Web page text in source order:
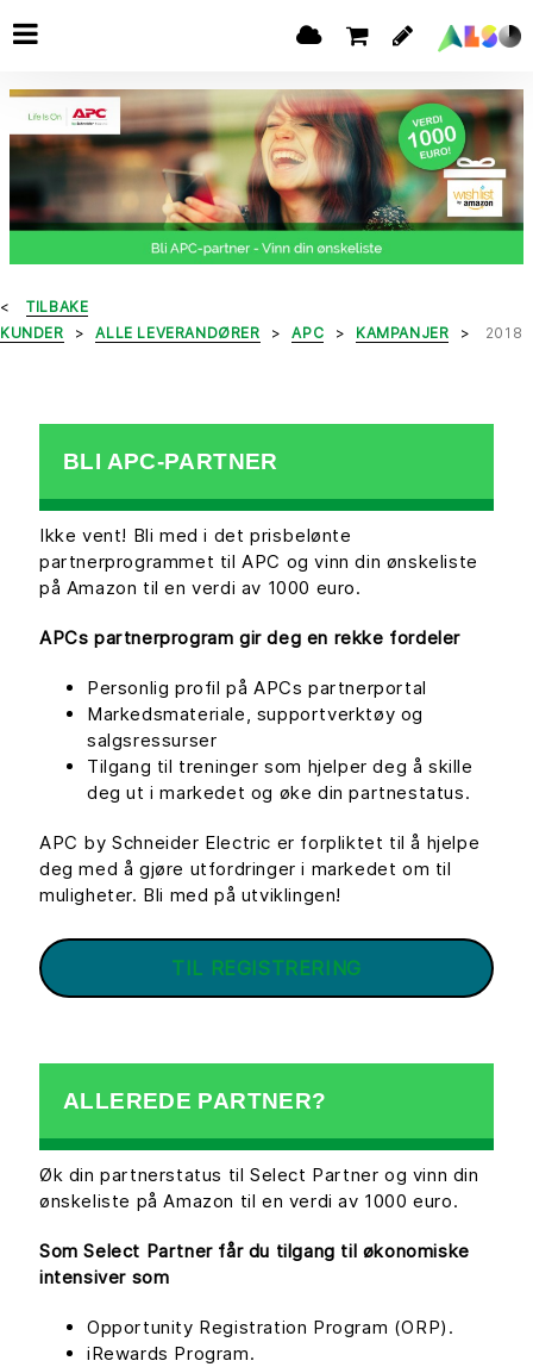
TILBAKE
KUNDER
ALLE LEVERANDØRER APC KAMPANJER 2018
BLI APC-PARTNER
Ikke vent! Bli med i det prisbelønte
partnerprogrammet til APC og vinn din ønskeliste
på Amazon til en verdi av 1000 euro.
APCs partnerprogram gir deg en rekke fordeler
Personlig profil på APCs partnerportal
Markedsmateriale, supportverktøy og
salgsressurser
Tilgang til treninger som hjelper deg å skille
deg ut i markedet og øke din partnestatus.
APC by Schneider Electric er forpliktet til å hjelpe
deg med å gjøre utfordringer i markedet om til
muligheter. Bli med på utviklingen!
TIL REGISTRERING
ALLEREDE PARTNER?
Øk din partnerstatus til Select Partner og vinn din
ønskeliste på Amazon til en verdi av 1000 euro.
Som Select Partner får du tilgang til økonomiske
intensiver som
Opportunity Registration Program (ORP).
iRewards Program.